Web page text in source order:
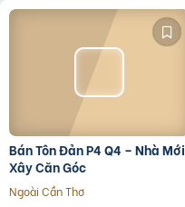
Bán Tôn Đản P4 Q4 – Nhà Mới
Xây Căn Góc
Ngoài Cần Thơ